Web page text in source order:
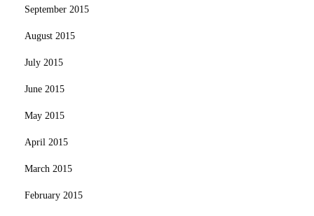
September 2015
August 2015
July 2015
June 2015
May 2015
April 2015
March 2015
February 2015